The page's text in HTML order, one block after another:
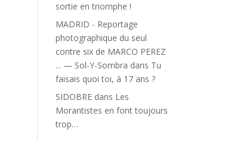
sortie en triomphe !
MADRID - Reportage
photographique du seul
contre six de MARCO PEREZ
... — Sol-Y-Sombra dans Tu
faisais quoi toi, à 17 ans ?
SIDOBRE dans Les
Morantistes en font toujours
trop…